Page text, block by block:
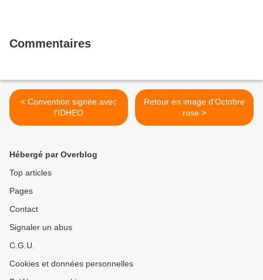
Commentaires
< Convention signée avec
l'IDHEO
Retour en image d'Octobre
rose >
Hébergé par Overblog
Top articles
Pages
Contact
Signaler un abus
C.G.U.
Cookies et données personnelles